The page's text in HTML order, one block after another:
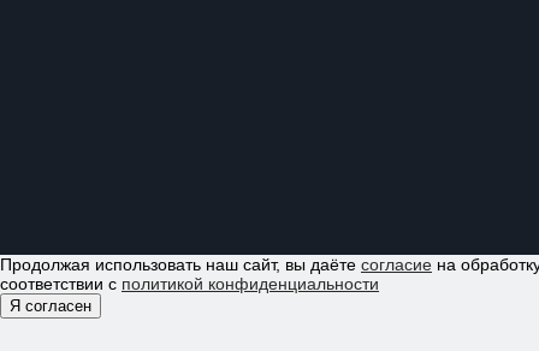
Продолжая использовать наш сайт, вы даёте согласие на
соответствии с политикой конфиденциальности
Я согласен